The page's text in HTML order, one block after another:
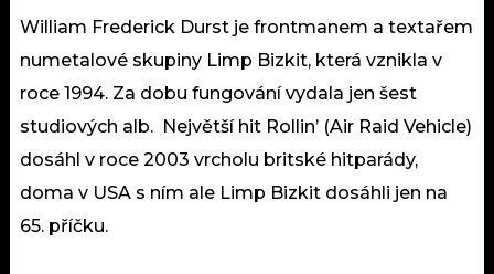
William Frederick Durst je frontmanem a textařem
numetalové skupiny Limp Bizkit, která vznikla v
roce 1994. Za dobu fungování vydala jen šest
studiových alb. Největší hit Rollin’ (Air Raid Vehicle)
dosáhl v roce 2003 vrcholu britské hitparády,
doma v USA s ním ale Limp Bizkit dosáhli jen na
65. příčku.